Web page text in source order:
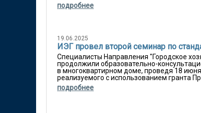
подробнее
19.06.2025
ИЭГ провел второй семинар по
Специалисты Направления "Городское
продолжили образовательно-
в многоквартирном доме, проведя 18
реализуемого с использованием гранта
подробнее